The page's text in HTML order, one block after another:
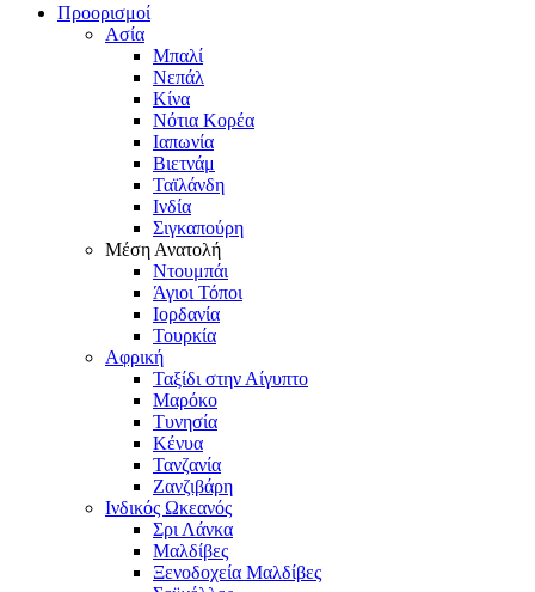
Προορισμοί
Ασία
Μπαλί
Νεπάλ
Κίνα
Νότια Κορέα
Ιαπωνία
Βιετνάμ
Ταϊλάνδη
Ινδία
Σιγκαπούρη
Μέση Ανατολή
Ντουμπάι
Άγιοι Τόποι
Ιορδανία
Τουρκία
Αφρική
Ταξίδι στην Αίγυπτο
Μαρόκο
Τυνησία
Κένυα
Τανζανία
Ζανζιβάρη
Ινδικός Ωκεανός
Σρι Λάνκα
Μαλδίβες
Ξενοδοχεία Μαλδίβες